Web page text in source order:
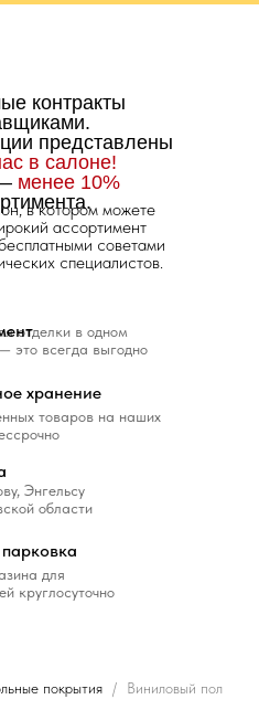
для
круглосуточно
товаров на наших
хранение
отделки в одном
это всегда выгодно
Энгельсу
области
контракты
представлены
в салоне!
менее 10%
в котором можете
ассортимент
советами
специалистов.
покрытия
Виниловый пол